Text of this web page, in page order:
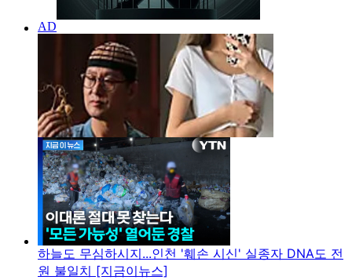
하늘도 무심하시지...인천 '훼손 시신' 실종자 DNA도 전
원 불일치 [지금이뉴스]